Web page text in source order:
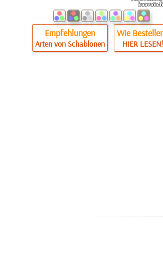
Empfehlungen
Arten von Schablonen
Wie
HIER LESEN!